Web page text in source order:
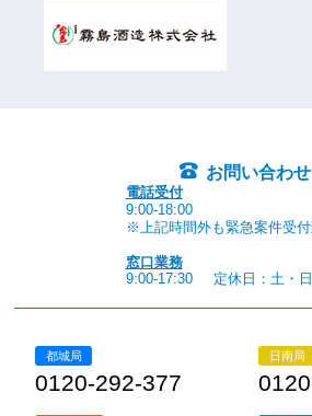
お問い合わせ
電話受付
9:00-18:00
※上記時間外も緊急案件受付
窓口業務
9:00-17:30
定休日：土・
都城局
0120-292-377
日南局